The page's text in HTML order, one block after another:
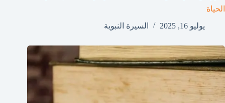
الحياة
يوليو 16, 2025
السيرة النبوية